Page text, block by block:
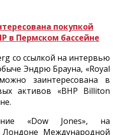
покупкой
в Пермском бассейне
со ссылкой на интервью
Эндрю Брауна, «Royal
заинтересована в
активов «BHP Billiton
«Dow Jones», на
Международной